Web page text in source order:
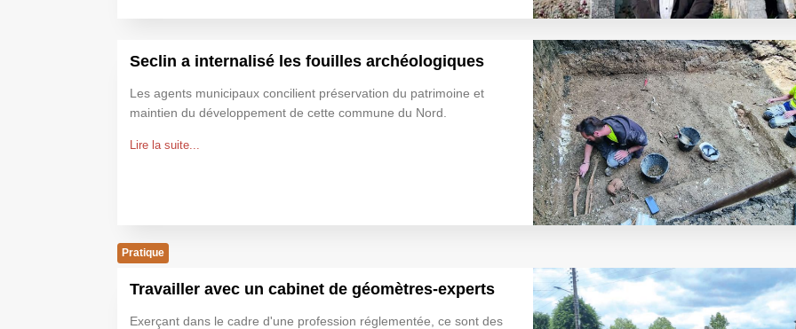
Seclin a internalisé les fouilles archéologiques
Les agents municipaux concilient préservation du patrimoine et
maintien du développement de cette commune du Nord.
Lire la suite...
Pratique
Travailler avec un cabinet de géomètres-experts
Exerçant dans le cadre d'une profession réglementée, ce sont des